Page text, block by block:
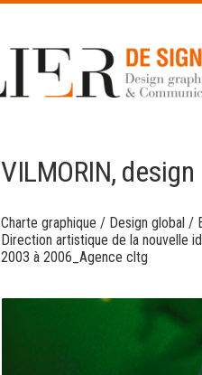
VILMORIN,
Charte graphique / Design global /
Direction artistique de la nouvelle
2003 à 2006_Agence cltg